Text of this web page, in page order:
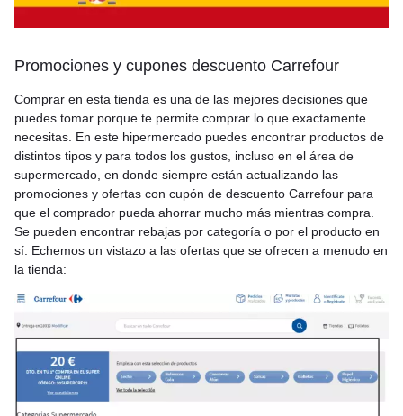
Promociones y cupones descuento Carrefour
Comprar en esta tienda es una de las mejores decisiones que
puedes tomar porque te permite comprar lo que exactamente
necesitas. En este hipermercado puedes encontrar productos de
distintos tipos y para todos los gustos, incluso en el área de
supermercado, en donde siempre están actualizando las
promociones y ofertas con cupón de descuento Carrefour para
que el comprador pueda ahorrar mucho más mientras compra.
Se pueden encontrar rebajas por categoría o por el producto en
sí. Echemos un vistazo a las ofertas que se ofrecen a menudo en
la tienda: